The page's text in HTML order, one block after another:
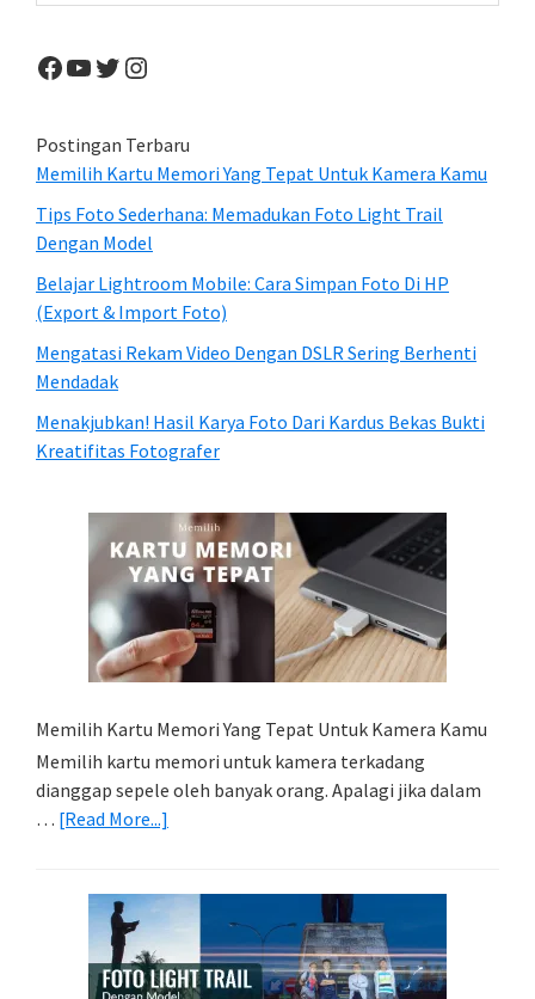
Facebook
YouTube
Twitter
Instagram
Postingan Terbaru
Memilih Kartu Memori Yang Tepat Untuk Kamera Kamu
Tips Foto Sederhana: Memadukan Foto Light Trail
Dengan Model
Belajar Lightroom Mobile: Cara Simpan Foto Di HP
(Export & Import Foto)
Mengatasi Rekam Video Dengan DSLR Sering Berhenti
Mendadak
Menakjubkan! Hasil Karya Foto Dari Kardus Bekas Bukti
Kreatifitas Fotografer
Memilih Kartu Memori Yang Tepat Untuk Kamera Kamu
Memilih kartu memori untuk kamera terkadang
dianggap sepele oleh banyak orang. Apalagi jika dalam
… [Read More...]
Memori
Tepat
Untuk